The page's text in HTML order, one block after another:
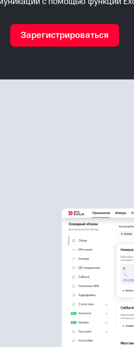
Зарегистрироваться